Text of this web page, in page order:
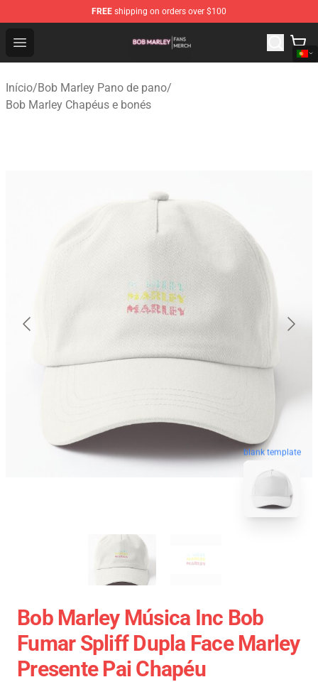
FREE shipping on orders over $100
Open menu
Bob Marley Shop - Official Bob Marley Merchandise
Início/Bob Marley Pano de pano/
Bob Marley Chapéus e bonés
blank template
Bob Marley Música Inc Bob
Fumar Spliff Dupla Face Marley
Presente Pai Chapéu